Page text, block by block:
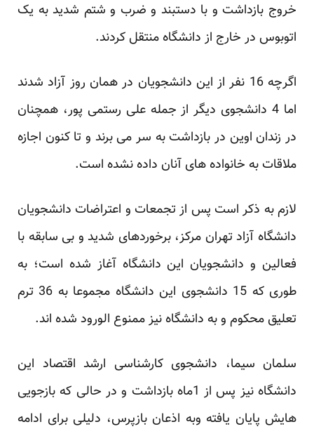
خروج بازداشت و با دستبند و ضرب و شتم شدید به یک
اتوبوس در خارج از دانشگاه منتقل کردند.
اگرچه 16 نفر از این دانشجویان در همان روز آزاد شدند
اما 4 دانشجوی دیگر از جمله علی رستمی پور، همچنان
در زندان اوین در بازداشت به سر می برند و تا کنون اجازه
ملاقات به خانواده های آنان داده نشده است.
لازم به ذکر است پس از تجمعات و اعتراضات دانشجویان
دانشگاه آزاد تهران مرکز، برخوردهای شدید و بی سابقه با
فعالین و دانشجویان این دانشگاه آغاز شده است؛ به
طوری که 15 دانشجوی این دانشگاه مجموعا به 36 ترم
تعلیق محکوم و به دانشگاه نیز ممنوع الورود شده اند.
سلمان سیما، دانشجوی کارشناسی ارشد اقتصاد این
دانشگاه نیز پس از 1ماه بازداشت و در حالی که بازجویی
هایش پایان یافته وبه اذعان بازپرس، دلیلی برای ادامه